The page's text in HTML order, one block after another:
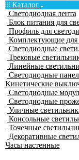
Каталог
Светодиодная лента
Блок питания для
Профиль для
Комплектующие для
Светодиодные
Трековые
Линейные
Светодиодные
Кинетические
Светодиодные
Светодиодные
Уличные
Консольные
Точечные
Декоративные
Часы настенные